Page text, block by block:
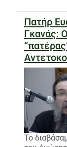
Πατήρ
Γκανάς:
Το